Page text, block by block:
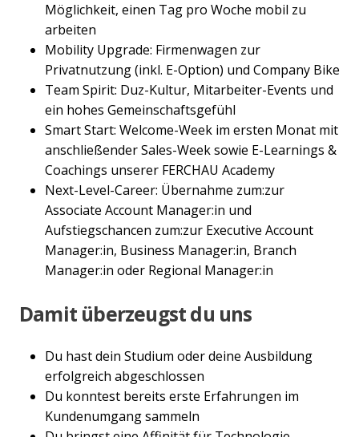
Möglichkeit, einen Tag pro Woche mobil zu
arbeiten
Mobility Upgrade: Firmenwagen zur
Privatnutzung (inkl. E-Option) und Company Bike
Team Spirit: Duz-Kultur, Mitarbeiter-Events und
ein hohes Gemeinschaftsgefühl
Smart Start: Welcome-Week im ersten Monat mit
anschließender Sales-Week sowie E-Learnings &
Coachings unserer FERCHAU Academy
Next-Level-Career: Übernahme zum:zur
Associate Account Manager:in und
Aufstiegschancen zum:zur Executive Account
Manager:in, Business Manager:in, Branch
Manager:in oder Regional Manager:in
Damit überzeugst du uns
Du hast dein Studium oder deine Ausbildung
erfolgreich abgeschlossen
Du konntest bereits erste Erfahrungen im
Kundenumgang sammeln